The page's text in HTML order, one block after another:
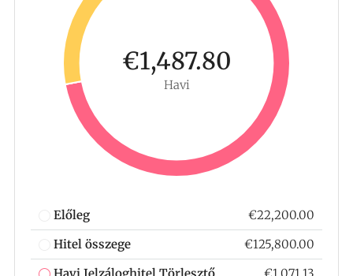
€1,487.80
Havi
Előleg
€22,200.00
Hitel összege
€125,800.00